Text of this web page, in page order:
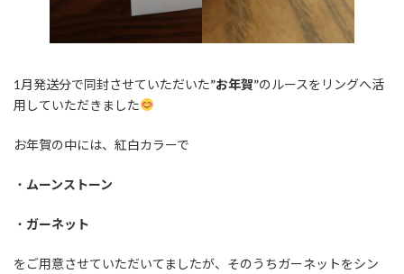
1月発送分で同封させていただいた”お年賀”のルースをリングへ活
用していただきました
お年賀の中には、紅白カラーで
・ ムーンストーン
・ ガーネット
をご用意させていただいてましたが、そのうちガーネットをシン